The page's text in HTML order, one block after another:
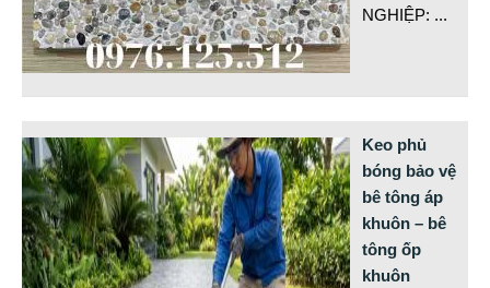
NGHIỆP: ...
Keo phủ
bóng bảo vệ
bê tông áp
khuôn – bê
tông ốp
khuôn